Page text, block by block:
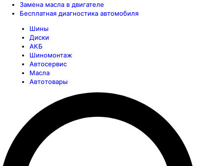
Замена масла в двигателе
Бесплатная диагностика автомобиля
Шины
Диски
АКБ
Шиномонтаж
Автосервис
Масла
Автотовары